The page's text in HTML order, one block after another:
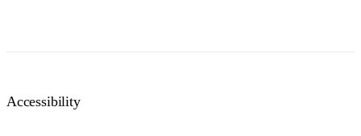
Accessibility